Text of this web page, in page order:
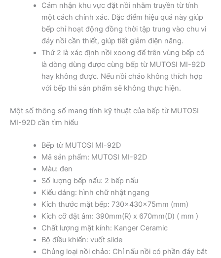
Cảm nhận khu vực đặt nồi nhằm truyền từ tính
một cách chính xác. Đặc điểm hiệu quả này giúp
bếp chỉ hoạt động đồng thời tập trung vào chu vi
đáy nồi cần thiết, giúp tiết giảm điện năng.
Thứ 2 là xác định nồi xoong để trên vùng bếp có
là dòng dùng được cùng bếp từ MUTOSI MI-92D
hay không được. Nếu nồi chảo không thích hợp
với bếp thì sản phẩm sẽ không thực hiện.
Một số thông số mang tính kỹ thuật của bếp từ MUTOSI
MI-92D cần tìm hiểu
Bếp từ MUTOSI MI-92D
Mã sản phẩm: MUTOSI MI-92D
Màu: đen
Số lượng bếp nấu: 2 bếp nấu
Kiểu dáng: hình chữ nhật ngang
Kích thước mặt bếp: 730x430x75mm (mm)
Kích cỡ đặt âm: 390mm(R) x 670mm(D) ( mm )
Chất lượng mặt kính: Kanger Ceramic
Bộ điều khiển: vuốt slide
Chủng loại nồi chảo: Chỉ nấu nồi có phần đáy bắt